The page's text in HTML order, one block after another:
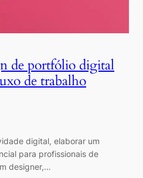
de portfólio digital
de trabalho
digital, elaborar um
para profissionais de
designer,…